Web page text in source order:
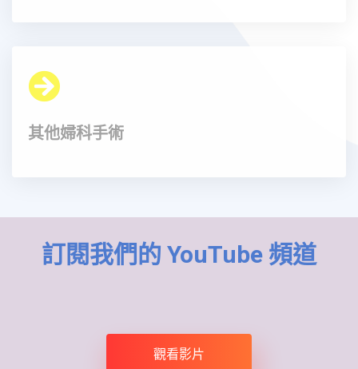
其他婦科手術
訂閱我們的 YouTube 頻道
觀看影片